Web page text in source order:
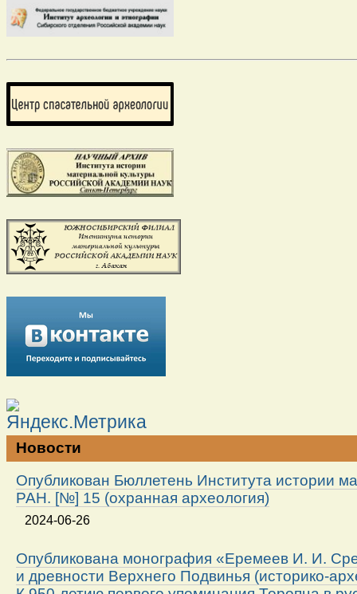
Новости
Опубликован Бюллетень Института истории
РАН. [№] 15 (охранная археология)
2024-06-26
Опубликована монография «Еремеев И. И.
и древности Верхнего Подвинья (историко-